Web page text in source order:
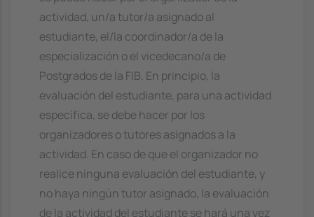
actividad, un/a tutor/a asignado al
estudiante, el/la coordinador/a de la
especialización o el vicedecano/a de
Postgrados de la FIB. En principio, la
evaluación del estudiante, para una actividad
específica, se debe hacer por los
organizadores o tutores asignados a la
actividad. En caso de que el organizador no
realice ninguna evaluación del estudiante, y
no haya ningún tutor asignado, la evaluación
de la actividad del estudiante se hará una vez